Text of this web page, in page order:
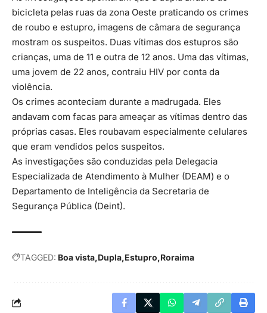
bicicleta pelas ruas da zona Oeste praticando os crimes
de roubo e estupro, imagens de câmara de segurança
mostram os suspeitos. Duas vítimas dos estupros são
crianças, uma de 11 e outra de 12 anos. Uma das vítimas,
uma jovem de 22 anos, contraiu HIV por conta da
violência.
Os crimes aconteciam durante a madrugada. Eles
andavam com facas para ameaçar as vítimas dentro das
próprias casas. Eles roubavam especialmente celulares
que eram vendidos pelos suspeitos.
As investigações são conduzidas pela Delegacia
Especializada de Atendimento à Mulher (DEAM) e o
Departamento de Inteligência da Secretaria de
Segurança Pública (Deint).
TAGGED: Boa vista Dupla Estupro Roraima